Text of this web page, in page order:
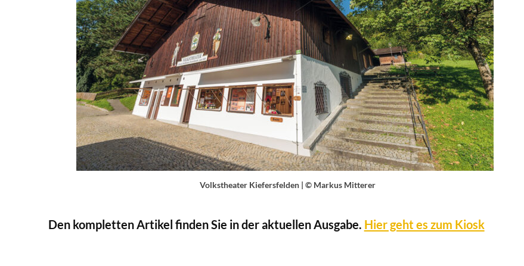
Volkstheater Kiefersfelden | © Markus Mitterer
Den kompletten Artikel finden Sie in der aktuellen Ausgabe. Hier geht es zum Kiosk